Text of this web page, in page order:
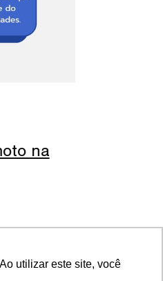
utilizar este site, você
na